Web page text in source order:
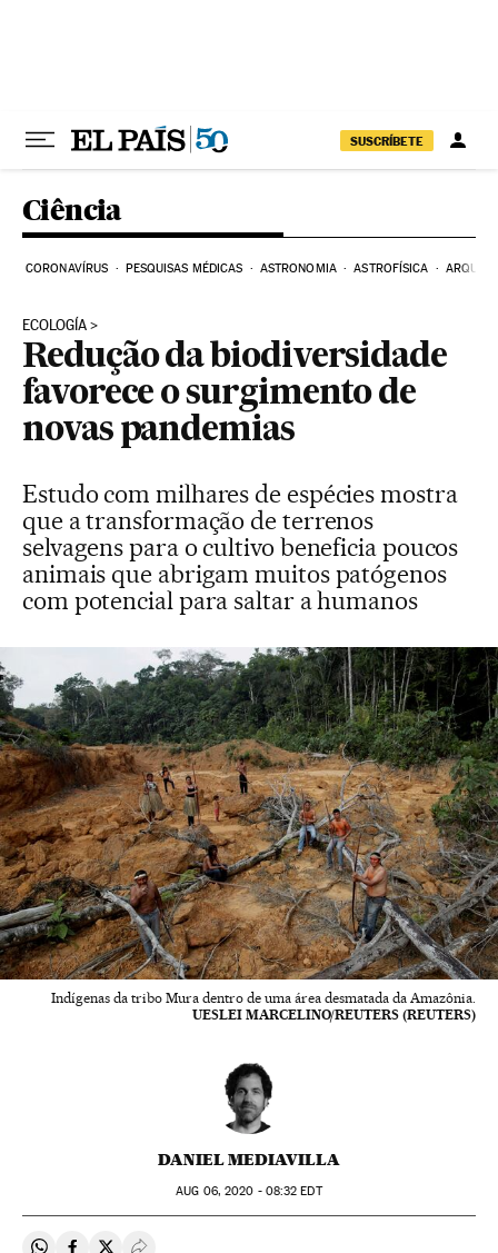
SUSCRÍBETE
Ciência
CORONAVÍRUS PESQUISAS MÉDICAS ASTRONOMIA ASTROFÍSICA
ECOLOGÍA
Redução da biodiversidade
favorece o surgimento de
novas pandemias
Estudo com milhares de espécies mostra
que a transformação de terrenos
selvagens para o cultivo beneficia poucos
animais que abrigam muitos patógenos
com potencial para saltar a humanos
Indígenas da tribo Mura dentro de uma área desmatada da Amazônia.
UESLEI MARCELINO/REUTERS (REUTERS)
DANIEL MEDIAVILLA
AUG 06, 2020 - 08:32 EDT